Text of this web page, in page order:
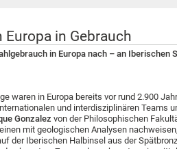
in Gebrauch
in Europa nach – an Iberischen
waren in Europa bereits vor rund 2.900
und interdisziplinären Teams
Gonzalez von der Philosophischen
mit geologischen Analysen
der Iberischen Halbinsel aus der